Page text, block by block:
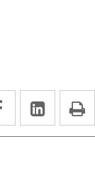
Facebook
Enlace
a
Enlace
a